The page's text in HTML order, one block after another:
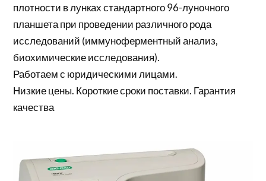
плотности в лунках стандартного 96-луночного
планшета при проведении различного рода
исследований (иммуноферментный анализ,
биохимические исследования).
Работаем с юридическими лицами.
Низкие цены. Короткие сроки поставки. Гарантия
качества